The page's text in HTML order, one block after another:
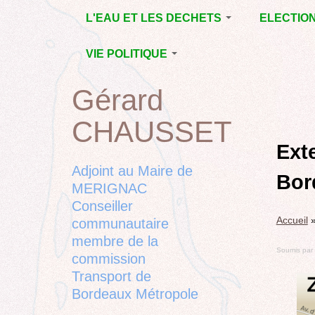
L'EAU ET LES DECHETS
ECONOMIE D’EAU,
SAGE, SÉCHERESSE
LA GESTION DES
DECHETS
CONTRAT DE L'EAU,
POLLUTIONS
RUBRIQUE
CHANTIER
VIE POLITIQUE
L’ACTION POLITIQUE À
MÉRIGNAC
BORDEAUX
METROPOLE
EMPLOI, SOLIDARITES
ELECTIONS,
RUBRIQUES
DIVERSES, PETITES
PHRASES..
to
top
Accueil
Soumis par
Back
to
top
Gérard
CHAUSSET
Adjoint au Maire de
MERIGNAC
Conseiller
communautaire
membre de la
commission
Transport de
Bordeaux Métropole